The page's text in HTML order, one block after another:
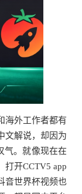
海外工作者都有
解说，却因为
气。就像现在在
打开CCTV5 app
音世界杯视频也